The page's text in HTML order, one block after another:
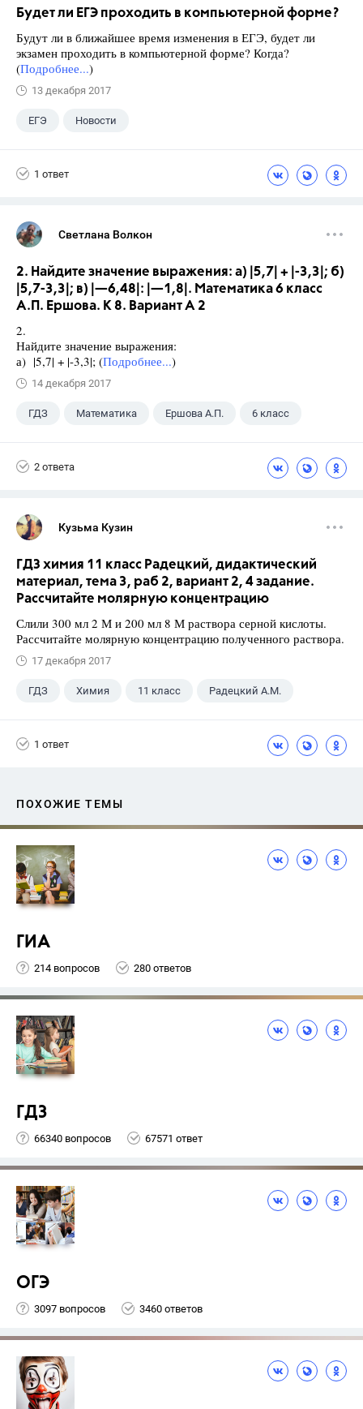
Будет ли ЕГЭ проходить в компьютерной форме?
Будут ли в ближайшее время изменения в ЕГЭ, будет ли
экзамен проходить в компьютерной форме? Когда?
(Подробнее...)
13 декабря 2017
ЕГЭ Новости
1 ответ
Светлана Волкон
2. Найдите значение выражения: а) |5,7| + |-3,3|; б)
|5,7-3,3|; в) |—6,48|: |—1,8|. Математика 6 класс
А.П. Ершова. К 8. Вариант А 2
2.
Найдите значение выражения:
а) |5,7| + |-3,3|; (Подробнее...)
14 декабря 2017
ГДЗ Математика Ершова А.П. 6 класс
2 ответа
Кузьма Кузин
ГДЗ химия 11 класс Радецкий, дидактический
материал, тема 3, раб 2, вариант 2, 4 задание.
Рассчитайте молярную концентрацию
Слили 300 мл 2 М и 200 мл 8 М раствора серной кислоты.
Рассчитайте молярную концентрацию полученного раствора.
17 декабря 2017
ГДЗ Химия 11 класс Радецкий А.М.
1 ответ
ПОХОЖИЕ ТЕМЫ
ГИА
214 вопросов 280 ответов
ГДЗ
66340 вопросов 67571 ответ
ОГЭ
3097 вопросов 3460 ответов